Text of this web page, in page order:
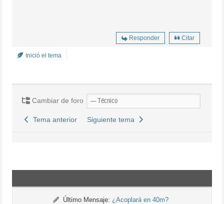
Responder Citar
Inició el tema
Cambiar de foro
Tema anterior Siguiente tema
Último Mensaje: ¿Acoplará en 40m?